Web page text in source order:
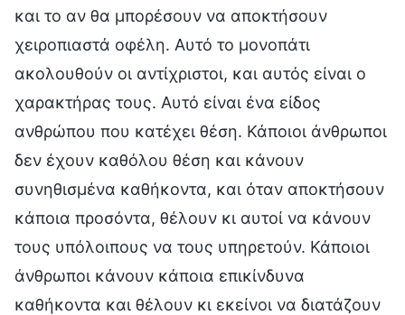
και το αν θα μπορέσουν να αποκτήσουν
χειροπιαστά οφέλη. Αυτό το μονοπάτι
ακολουθούν οι αντίχριστοι, και αυτός είναι ο
χαρακτήρας τους. Αυτό είναι ένα είδος
ανθρώπου που κατέχει θέση. Κάποιοι άνθρωποι
δεν έχουν καθόλου θέση και κάνουν
συνηθισμένα καθήκοντα, και όταν αποκτήσουν
κάποια προσόντα, θέλουν κι αυτοί να κάνουν
τους υπόλοιπους να τους υπηρετούν. Κάποιοι
άνθρωποι κάνουν κάποια επικίνδυνα
καθήκοντα και θέλουν κι εκείνοι να διατάζουν